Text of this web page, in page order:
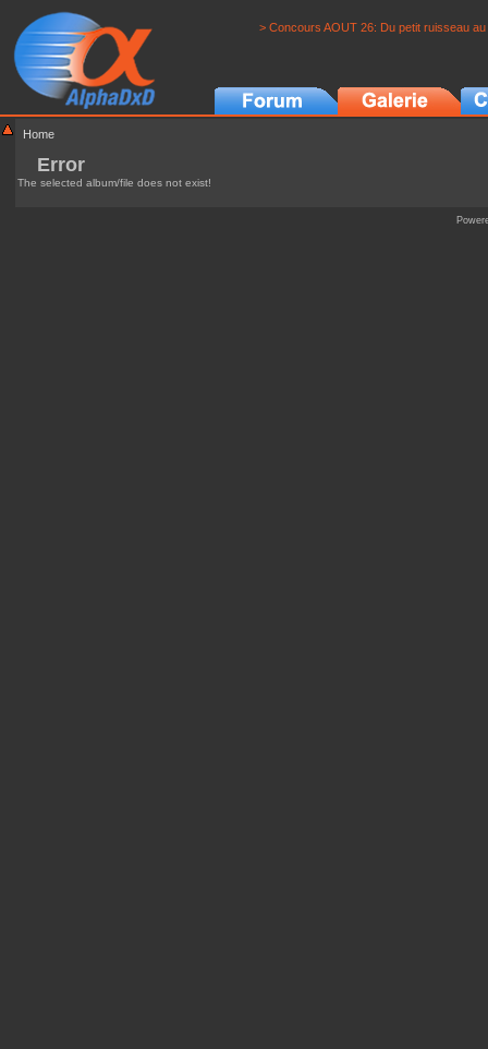
> Concours AOUT 26: Du petit ruisseau
Home
Error
The selected album/file does not exist!